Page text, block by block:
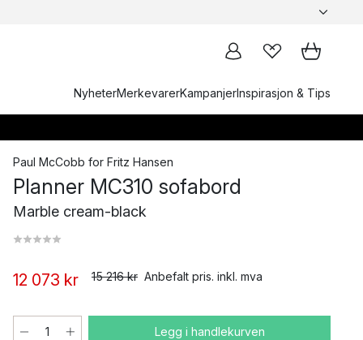
NyheterMerkevarerKampanjerInspirasjon & Tips
Paul McCobb for Fritz Hansen
Planner MC310 sofabord
Marble cream-black
12 073 kr 15 216 kr Anbefalt pris. inkl. mva
Legg i handlekurven